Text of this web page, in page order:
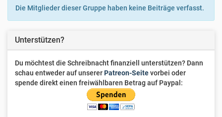
Dorina
Die Mitglieder dieser Gruppe haben keine Beiträge verfasst.
Unterstützen?
Du möchtest die Schreibnacht finanziell unterstützen? Dann
schau entweder auf unsererPatreon-Seitevorbei oder
spende direkt einen freiwählbaren Betrag auf Paypal: